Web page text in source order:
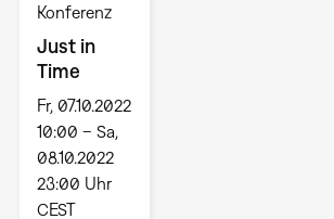
Konferenz
Just in
Time
Fr, 07.10.2022
10:00 – Sa,
08.10.2022
23:00 Uhr
CEST